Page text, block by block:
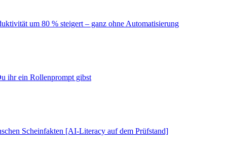
um 80 % steigert – ganz ohne Automatisierung
ihr ein Rollenprompt gibst
Scheinfakten [AI-Literacy auf dem Prüfstand]